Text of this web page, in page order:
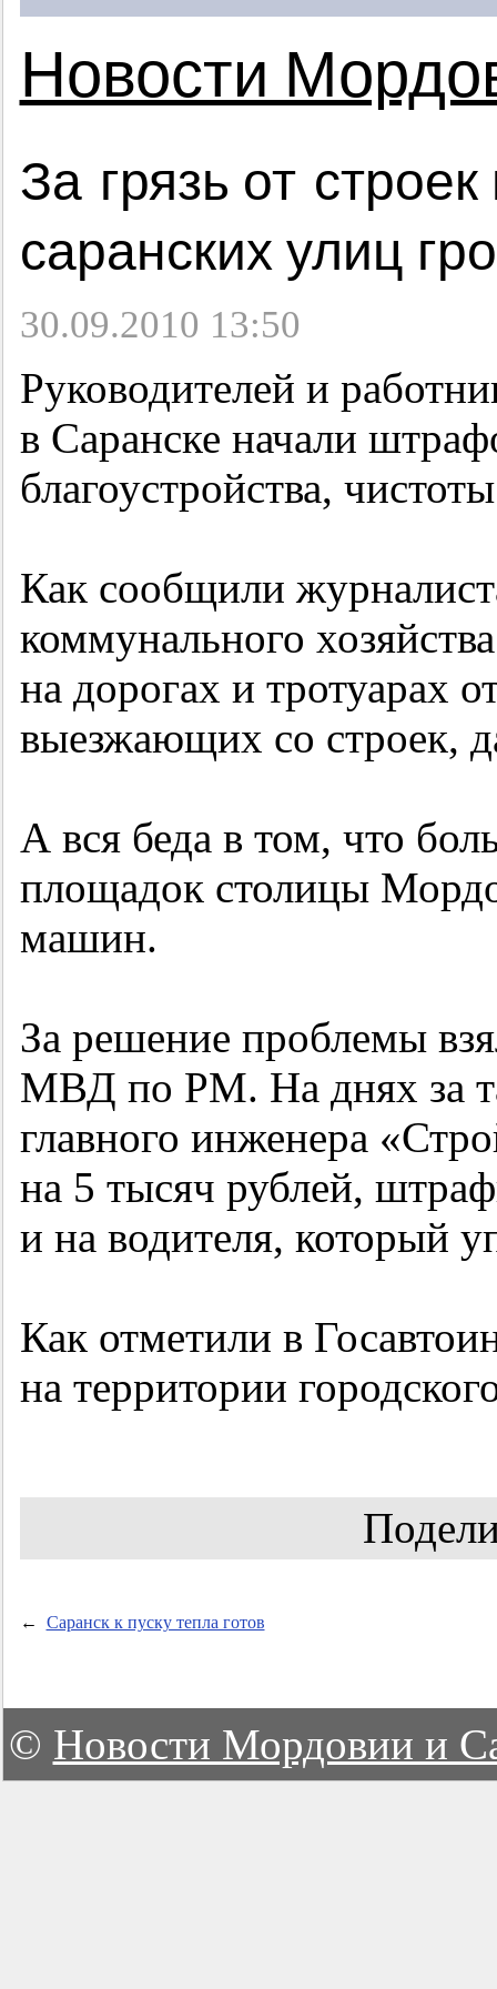
Новости
За грязь от
саранских улиц
30.09.2010 13:50
Руководителей и
в Саранске начали
благоустройства,
Как сообщили
коммунального
на дорогах и тротуарах
выезжающих со строек,
А вся беда в том, что
площадок столицы
машин.
За решение проблемы
МВД по РМ. На днях за
главного инженера
на 5 тысяч рублей,
и на водителя, который
Как отметили в
на территории
← Саранск к пуску тепла готов
© Новости Мордовии и